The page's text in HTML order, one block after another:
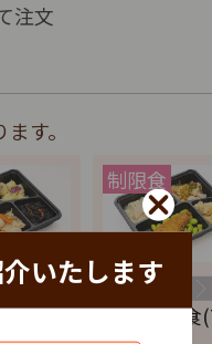
いたします
注文
す。
整食
特典
塩分制限食